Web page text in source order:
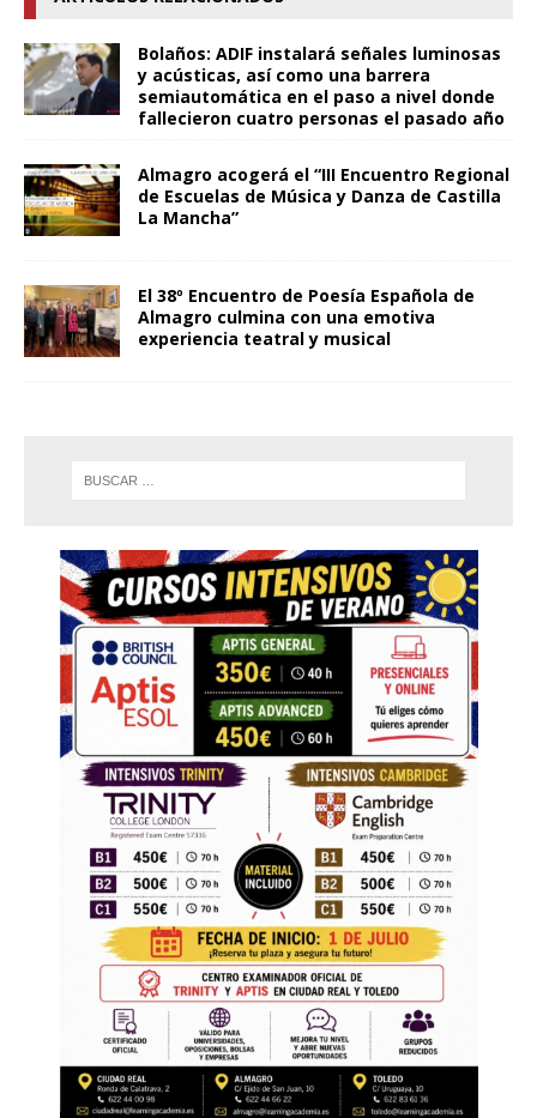
Bolaños: ADIF instalará señales luminosas
y acústicas, así como una barrera
semiautomática en el paso a nivel donde
fallecieron cuatro personas el pasado año
Almagro acogerá el “III Encuentro Regional
de Escuelas de Música y Danza de Castilla
La Mancha”
El 38º Encuentro de Poesía Española de
Almagro culmina con una emotiva
experiencia teatral y musical